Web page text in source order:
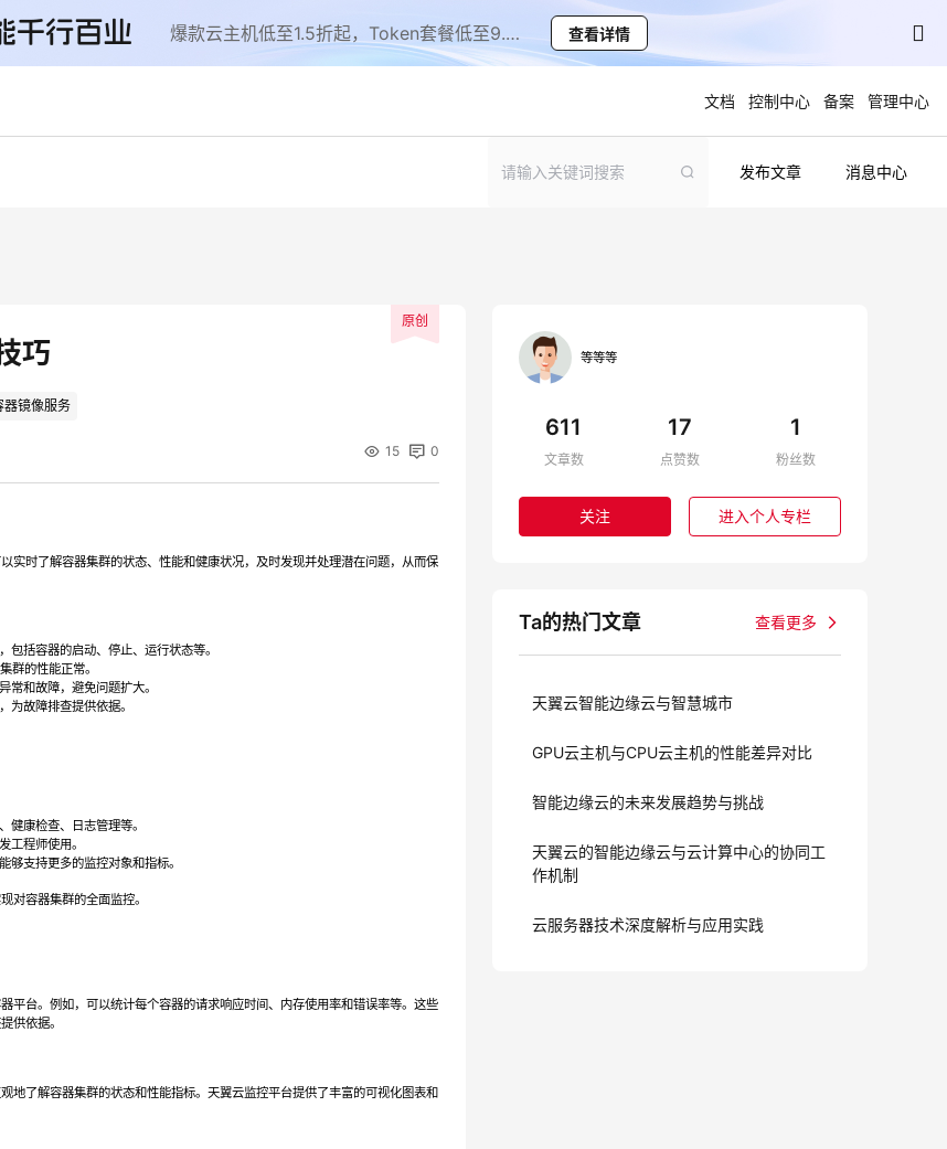
爆款云主机低至1.5折起，Token套餐低至9.9元/月起！ 查看详情
Token套餐低至9.9
NEW
青云
天翼云信创专区
“一云多芯、一云多态”,国产化软件全面适配，
，高额上云补贴重磅
爆款云主机全场特惠，2核4G只要1.8折起！
天翼云奖励推广计划
来开启云上之旅
天翼云用户体验官
文档 控制中心 备案 管理中心
发布文章 消息中心
原创
巧
器镜像服务
15 0
实时了解容器集群的状态、性能和健康状况，及时发现并处理潜在问题，从而保
括容器的启动、停止、运行状态等。
群的性能正常。
常和故障，避免问题扩大。
为故障排查提供依据。
健康检查、日志管理等。
工程师使用。
支持更多的监控对象和指标。
对容器集群的全面监控。
平台。例如，可以统计每个容器的请求响应时间、内存使用率和错误率等。这些
供依据。
地了解容器集群的状态和性能指标。天翼云监控平台提供了丰富的可视化图表和
等等等
611
文章数
17
点赞数
1
粉丝数
关注 进入个人专栏
Ta的热门文章 查看更多
天翼云智能边缘云与智慧城市
GPU云主机与CPU云主机的性能差异对比
智能边缘云的未来发展趋势与挑战
天翼云的智能边缘云与云计算中心的协同工
作机制
云服务器技术深度解析与应用实践